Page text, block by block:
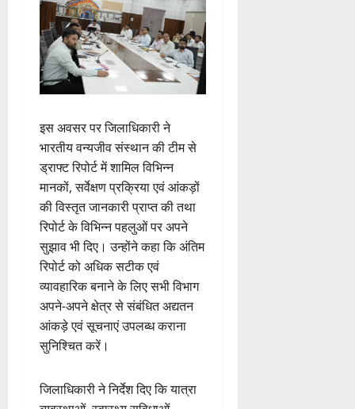
इस अवसर पर जिलाधिकारी ने
भारतीय वन्यजीव संस्थान की टीम से
ड्राफ्ट रिपोर्ट में शामिल विभिन्न
मानकों, सर्वेक्षण प्रक्रिया एवं आंकड़ों
की विस्तृत जानकारी प्राप्त की तथा
रिपोर्ट के विभिन्न पहलुओं पर अपने
सुझाव भी दिए। उन्होंने कहा कि अंतिम
रिपोर्ट को अधिक सटीक एवं
व्यावहारिक बनाने के लिए सभी विभाग
अपने-अपने क्षेत्र से संबंधित अद्यतन
आंकड़े एवं सूचनाएं उपलब्ध कराना
सुनिश्चित करें।
जिलाधिकारी ने निर्देश दिए कि यात्रा